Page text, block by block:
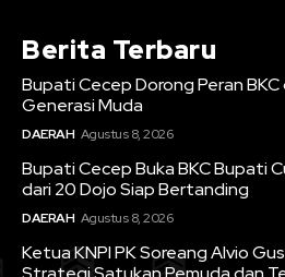
Berita Terbaru
Bupati Cecep Dorong Peran
Generasi Muda
DAERAH Agustus 8, 2026
Bupati Cecep Buka BKC Bupati
dari 20 Dojo Siap Bertanding
DAERAH Agustus 8, 2026
Ketua KNPI PK Soreang Alvio